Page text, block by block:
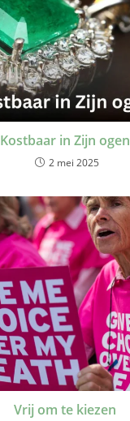
Kostbaar in Zijn ogen
2 mei 2025
Vrij om te kiezen